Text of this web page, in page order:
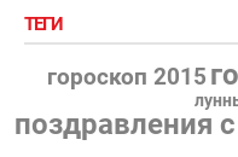
ТЕГИ
гороскоп 2015
поздравления